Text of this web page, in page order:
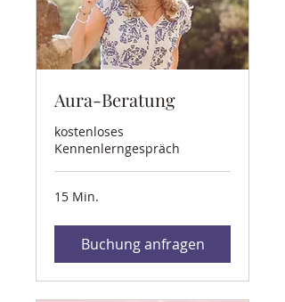
Aura-Beratung
kostenloses
Kennenlerngespräch
15 Min.
Buchung anfragen